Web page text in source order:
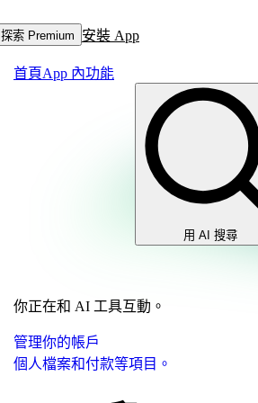
探索 Premium 安裝 App
首頁App 內功能
用 AI 搜尋
你正在和 AI 工具互動。
管理你的帳戶
個人檔案和付款等項目。